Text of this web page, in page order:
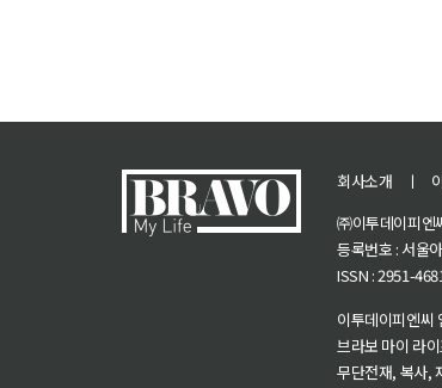
회사소개 ㅣ
㈜이투데이피엔
등록번호 : 서울
ISSN : 2951-
이투데이피엔씨
브라보 마이 라
무단전재, 복사,